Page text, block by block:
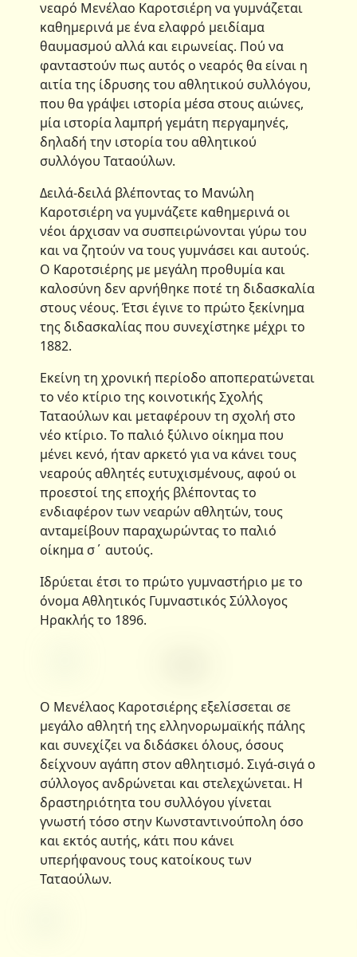
νεαρό Μενέλαο Καροτσιέρη να γυμνάζεται
καθημερινά με ένα ελαφρό μειδίαμα
θαυμασμού αλλά και ειρωνείας. Πού να
φανταστούν πως αυτός ο νεαρός θα είναι η
αιτία της ίδρυσης του αθλητικού συλλόγου,
που θα γράψει ιστορία μέσα στους αιώνες,
μία ιστορία λαμπρή γεμάτη περγαμηνές,
δηλαδή την ιστορία του αθλητικού
συλλόγου Ταταούλων.
Δειλά-δειλά βλέποντας το Μανώλη
Καροτσιέρη να γυμνάζετε καθημερινά οι
νέοι άρχισαν να συσπειρώνονται γύρω του
και να ζητούν να τους γυμνάσει και αυτούς.
Ο Καροτσιέρης με μεγάλη προθυμία και
καλοσύνη δεν αρνήθηκε ποτέ τη διδασκαλία
στους νέους. Έτσι έγινε το πρώτο ξεκίνημα
της διδασκαλίας που συνεχίστηκε μέχρι το
1882.
Εκείνη τη χρονική περίοδο αποπερατώνεται
το νέο κτίριο της κοινοτικής Σχολής
Ταταούλων και μεταφέρουν τη σχολή στο
νέο κτίριο. Το παλιό ξύλινο οίκημα που
μένει κενό, ήταν αρκετό για να κάνει τους
νεαρούς αθλητές ευτυχισμένους, αφού οι
προεστοί της εποχής βλέποντας το
ενδιαφέρον των νεαρών αθλητών, τους
ανταμείβουν παραχωρώντας το παλιό
οίκημα σ΄ αυτούς.
Ιδρύεται έτσι το πρώτο γυμναστήριο με το
όνομα Αθλητικός Γυμναστικός Σύλλογος
Ηρακλής το 1896.
Ο Μενέλαος Καροτσιέρης εξελίσσεται σε
μεγάλο αθλητή της ελληνορωμαϊκής πάλης
και συνεχίζει να διδάσκει όλους, όσους
δείχνουν αγάπη στον αθλητισμό. Σιγά-σιγά ο
σύλλογος ανδρώνεται και στελεχώνεται. Η
δραστηριότητα του συλλόγου γίνεται
γνωστή τόσο στην Κωνσταντινούπολη όσο
και εκτός αυτής, κάτι που κάνει
υπερήφανους τους κατοίκους των
Ταταούλων.